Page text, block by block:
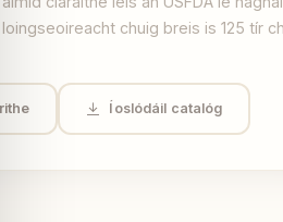
loingseoireacht chuig breis is 125 tír
Íoslódáil catalóg